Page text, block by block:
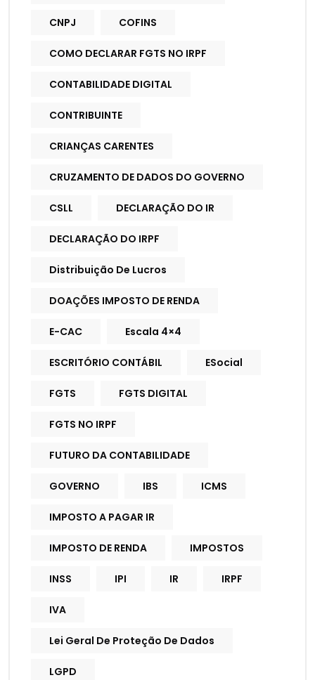
CNPJ COFINS
COMO DECLARAR FGTS NO IRPF
CONTABILIDADE DIGITAL
CONTRIBUINTE
CRIANÇAS CARENTES
CRUZAMENTO DE DADOS DO GOVERNO
CSLL DECLARAÇÃO DO IR
DECLARAÇÃO DO IRPF
Distribuição De Lucros
DOAÇÕES IMPOSTO DE RENDA
E-CAC Escala 4×4
ESCRITÓRIO CONTÁBIL ESocial
FGTS FGTS DIGITAL
FGTS NO IRPF
FUTURO DA CONTABILIDADE
GOVERNO IBS ICMS
IMPOSTO A PAGAR IR
IMPOSTO DE RENDA IMPOSTOS
INSS IPI IR IRPF
IVA
Lei Geral De Proteção De Dados
LGPD